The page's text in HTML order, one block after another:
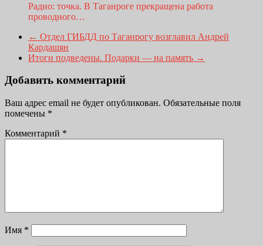
Радио: точка. В Таганроге прекращена работа
проводного…
← Отдел ГИБДД по Таганрогу возглавил Андрей
Кардашян
Итоги подведены. Подарки — на память →
Добавить комментарий
Ваш адрес email не будет опубликован. Обязательные поля
помечены *
Комментарий *
Имя *